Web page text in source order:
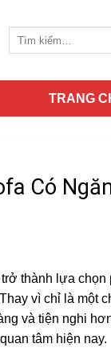
TRANG
Có
thành lựa chọn
vì chỉ là một
và tiện nghi
tâm hiện nay.